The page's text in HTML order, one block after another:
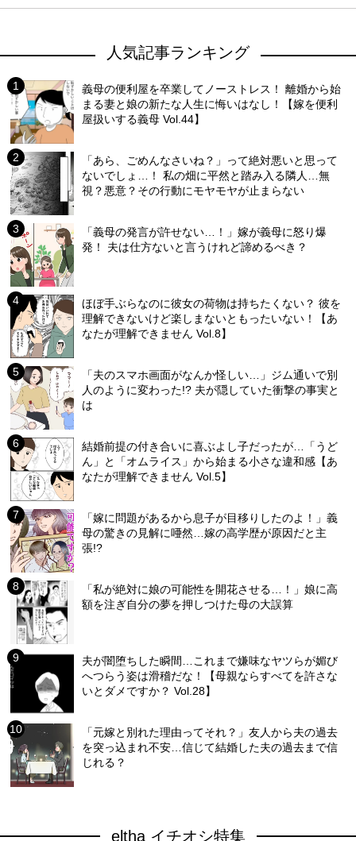
人気記事ランキング
義母の便利屋を卒業してノーストレス！ 離婚から始
まる妻と娘の新たな人生に悔いはなし！【嫁を便利
屋扱いする義母 Vol.44】
「あら、ごめんなさいね？」って絶対悪いと思って
ないでしょ…！ 私の畑に平然と踏み入る隣人…無
視？悪意？その行動にモヤモヤが止まらない
「義母の発言が許せない…！」嫁が義母に怒り爆
発！ 夫は仕方ないと言うけれど諦めるべき？
ほぼ手ぶらなのに彼女の荷物は持ちたくない？ 彼を
理解できないけど楽しまないともったいない！【あ
なたが理解できません Vol.8】
「夫のスマホ画面がなんか怪しい…」ジム通いで別
人のように変わった!? 夫が隠していた衝撃の事実と
は
結婚前提の付き合いに喜ぶよし子だったが…「うど
ん」と「オムライス」から始まる小さな違和感【あ
なたが理解できません Vol.5】
「嫁に問題があるから息子が目移りしたのよ！」義
母の驚きの見解に唖然…嫁の高学歴が原因だと主
張!?
「私が絶対に娘の可能性を開花させる…！」娘に高
額を注ぎ自分の夢を押しつけた母の大誤算
夫が闇堕ちした瞬間…これまで嫌味なヤツらが媚び
へつらう姿は滑稽だな！【母親ならすべてを許さな
いとダメですか？ Vol.28】
「元嫁と別れた理由ってそれ？」友人から夫の過去
を突っ込まれ不安…信じて結婚した夫の過去まで信
じれる？
eltha イチオシ特集